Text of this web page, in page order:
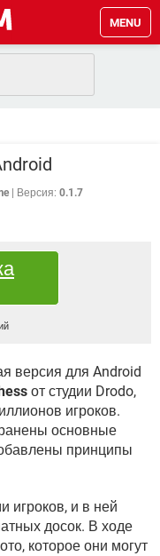
MENU
10
Версия: 0.1.7
версия для Android
от студии Drodo,
игроков.
основные
принципы
игроков, и в ней
досок. В ходе
которое они могут